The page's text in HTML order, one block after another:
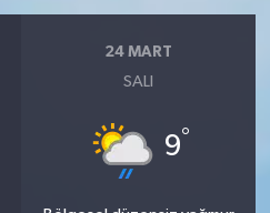
24 MART
SALI
9°